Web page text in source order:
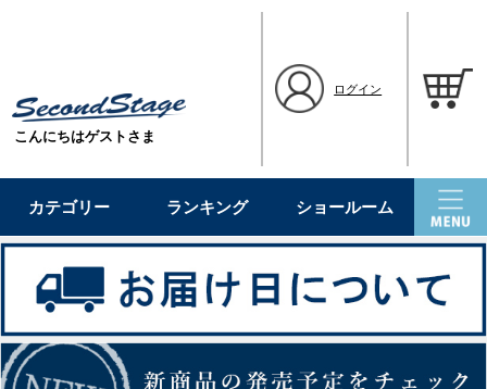
こんにちはゲストさま
ログイン
カテゴリー ランキング ショールーム